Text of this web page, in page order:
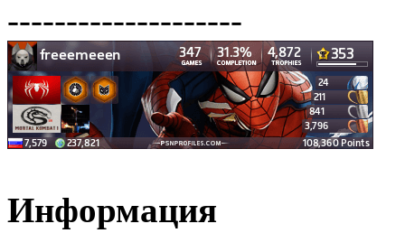
--------------------
Информация